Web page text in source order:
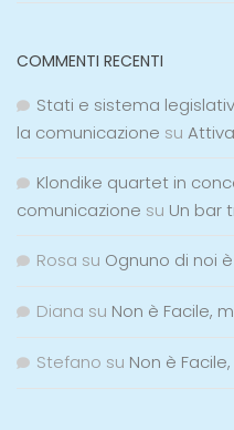
COMMENTI RECENTI
Stati e sistema
la comunicazione su
Klondike quartet in
comunicazione su Un bar
Rosa su Ognuno di noi
Diana su Non è Facile,
Stefano su Non è